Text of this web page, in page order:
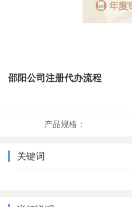
邵阳公司注册代办流程
产品规格：
关键词